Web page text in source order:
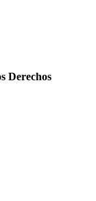
Derechos